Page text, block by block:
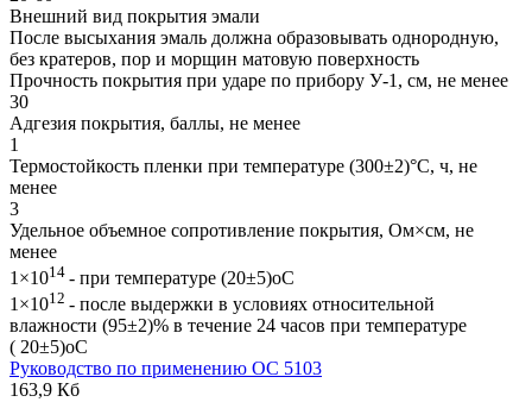
Внешний вид покрытия эмали
После высыхания эмаль должна образовывать однородную,
без кратеров, пор и морщин матовую поверхность
Прочность покрытия при ударе по прибору У-1, см, не менее
30
Адгезия покрытия, баллы, не менее
1
Термостойкость пленки при температуре (300±2)°С, ч, не
менее
3
Удельное объемное сопротивление покрытия, Ом×см, не
менее
1×1014 - при температуре (20±5)оС
1×1012 - после выдержки в условиях относительной
влажности (95±2)% в течение 24 часов при температуре
( 20±5)оС
Руководство по применению ОС 5103
163,9 Кб